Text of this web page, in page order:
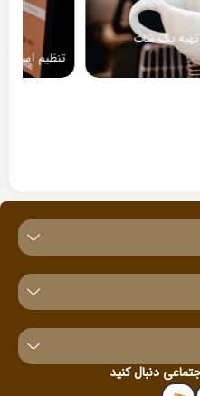
یک شات
تنظیم
دنبال کنید